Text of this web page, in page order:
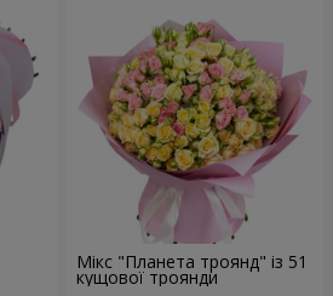
Мікс "Планета троянд" із 51
кущової троянди